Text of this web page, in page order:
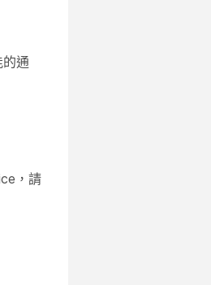
通
，請